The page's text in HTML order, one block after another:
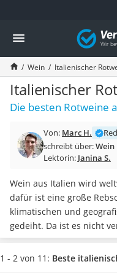
Die beliebtesten Vergleiche
Lebensmittel
Schwarzkümmelöl
Knäckebrot
Schwarzkümmelöl-Kapseln
Manukahonig
Eiklar
Balsamico-Essig
Schwarzkümmelöl bio
Honig
Gemüsebrühe
Eiskaffee-Pulver
Irischer Whiskey
Grapefruitkernextrakt
Matcha-Set
Vergleich
Wein Italienischer
Italienischer
Die besten Rotweine
Von: Marc H.
schreibt über:Wein
Lektorin: Janina S.
Wein aus Italien wird
dafür ist eine große
klimatischen und
gedeiht. Da ist es nicht
700.000 Hektar
Europasgilt.
1 - 2 von 11: Beste